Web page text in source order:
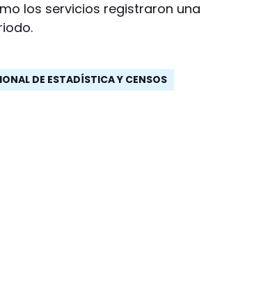
los servicios registraron una
DE ESTADÍSTICA Y CENSOS